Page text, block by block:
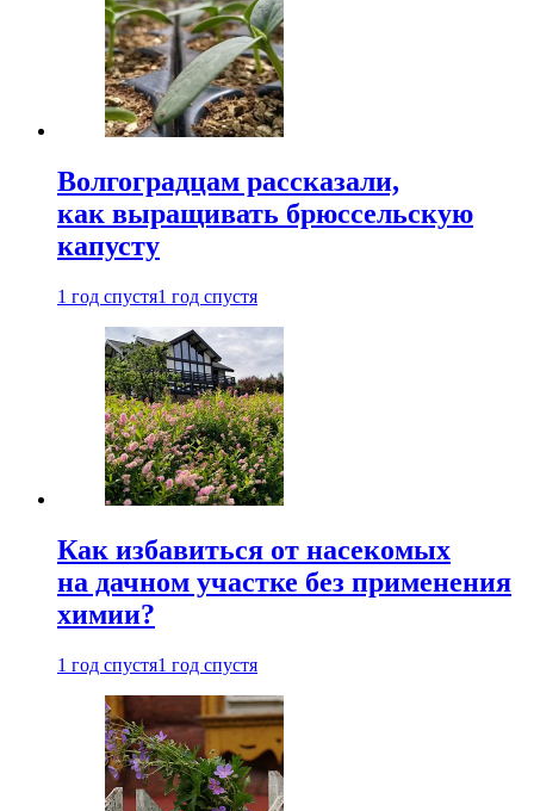
Волгоградцам рассказали,
как выращивать брюссельскую
капусту
1 год спустя1 год спустя
Как избавиться от насекомых
на дачном участке без применения
химии?
1 год спустя1 год спустя